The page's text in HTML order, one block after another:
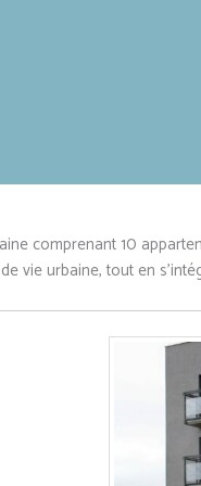
comprenant 10
vie urbaine, tout en